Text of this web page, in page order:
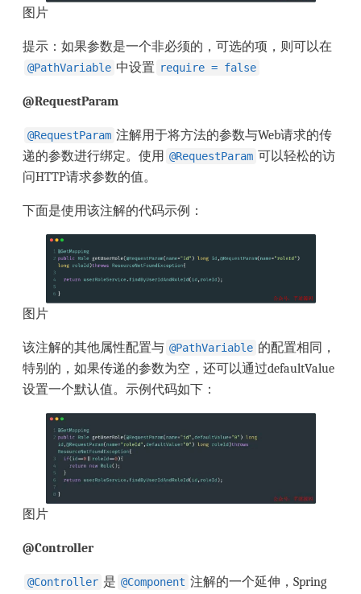
图片
提示：如果参数是一个非必须的，可选的项，则可以在
@PathVariable 中设置 require = false
@RequestParam
@RequestParam 注解用于将方法的参数与Web请求的传
递的参数进行绑定。使用 @RequestParam 可以轻松的访
问HTTP请求参数的值。
下面是使用该注解的代码示例：
图片
该注解的其他属性配置与 @PathVariable 的配置相同，
特别的，如果传递的参数为空，还可以通过defaultValue
设置一个默认值。示例代码如下：
图片
@Controller
@Controller 是 @Component 注解的一个延伸，Spring